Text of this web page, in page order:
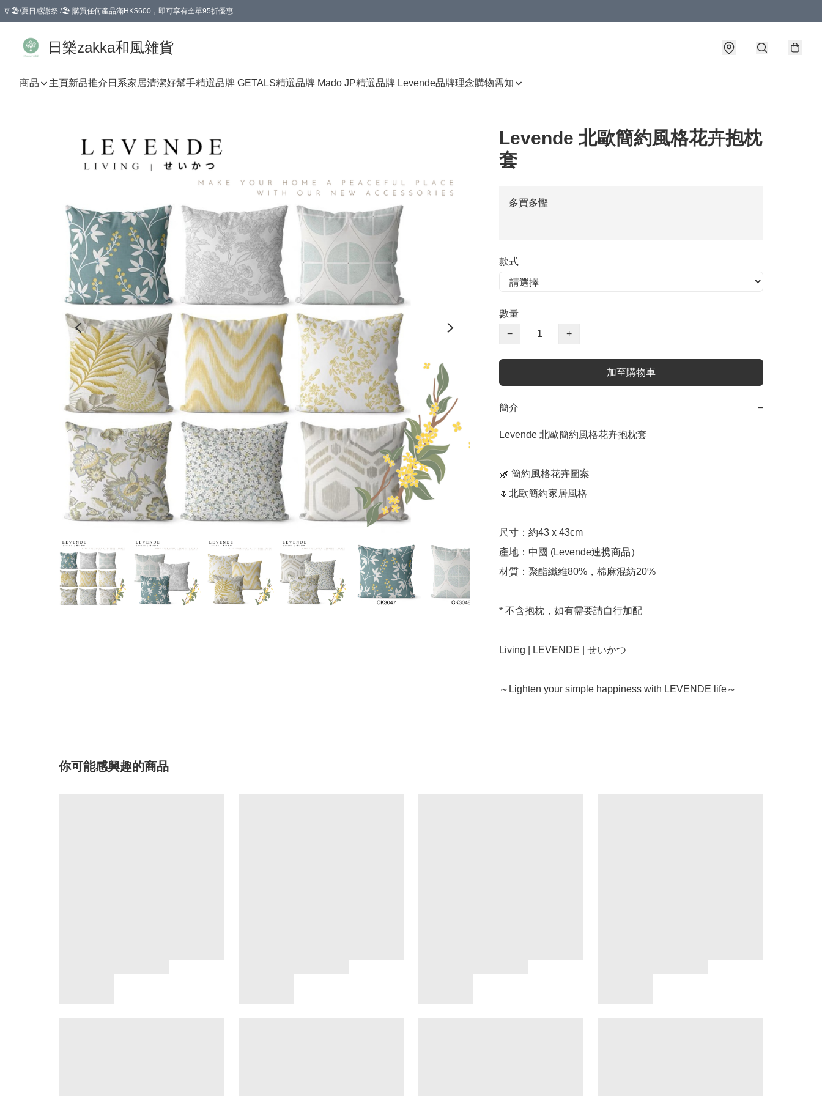
🎐🏖️\夏日感謝祭 /🏖️ 購買任何產品滿HK$600，即可享有全單95折優惠
日樂zakka和風雜貨
商品 主頁新品推介 日系家居清潔好幫手精選品牌 GETALS精選品牌 Mado JP精選品牌 Levende品牌理念購物需知
Levende 北歐簡約風格花卉抱枕
套
多買多慳
款式
數量
−
+
加至購物車
簡介 −
Levende 北歐簡約風格花卉抱枕套
🌿 簡約風格花卉圖案
🌷北歐簡約家居風格
尺寸：約43 x 43cm
產地：中國 (Levende連携商品）
材質：聚酯纖維80%，棉麻混紡20%
* 不含抱枕，如有需要請自行加配
Living | LEVENDE | せいかつ
～Lighten your simple happiness with LEVENDE life～
你可能感興趣的商品